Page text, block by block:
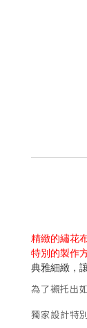
精緻的繡花
特別的製作
典雅細緻，
為了襯托出
獨家設計特